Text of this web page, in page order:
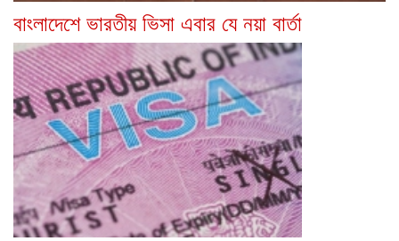
বাংলাদেশে ভারতীয় ভিসা এবার যে নয়া বার্তা